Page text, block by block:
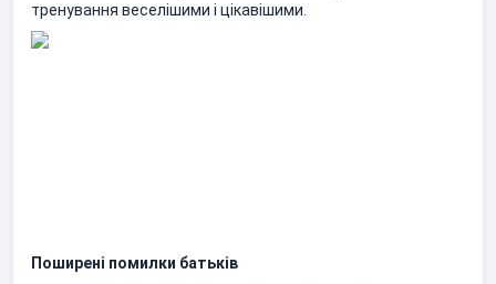
тренування веселішими і цікавішими.
Поширені помилки батьків